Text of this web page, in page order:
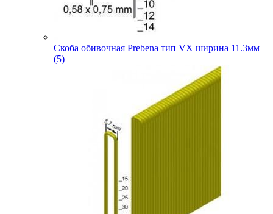
Скоба обивочная Prebena тип VX ширина 11.3мм
(5)